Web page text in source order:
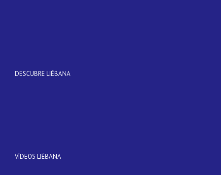
DESCUBRE LIÉBANA
VÍDEOS LIÉBANA